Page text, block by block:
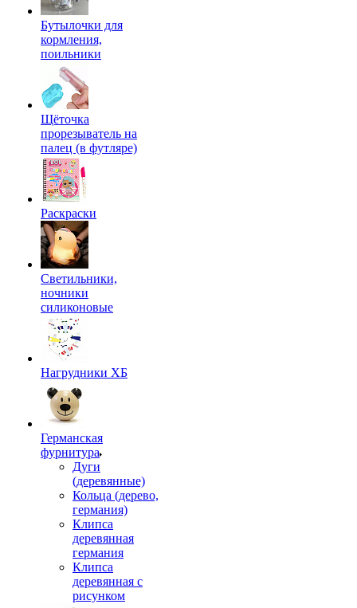
Бутылочки для
кормления,
поильники
Щёточка
прорезыватель на
палец (в футляре)
Раскраски
Светильники,
ночники
силиконовые
Нагрудники ХБ
Германская
фурнитура
Дуги
(деревянные)
Кольца (дерево,
германия)
Клипса
деревянная
германия
Клипса
деревянная с
рисунком